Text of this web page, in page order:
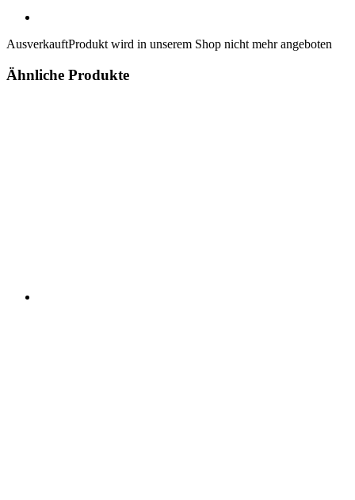
AusverkauftProdukt wird in unserem Shop nicht mehr angeboten
Ähnliche Produkte